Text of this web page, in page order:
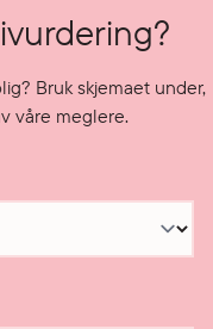
Bruk skjemaet under,
våre meglere.